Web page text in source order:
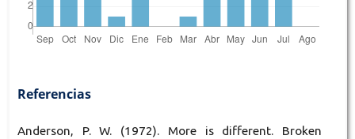
Referencias
Anderson, P. W. (1972). More is different. Broken